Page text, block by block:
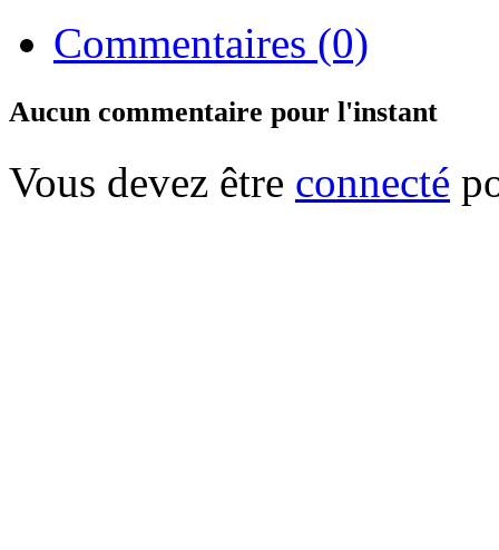
Commentaires (0)
Aucun commentaire pour l'instant
Vous devez être connecté